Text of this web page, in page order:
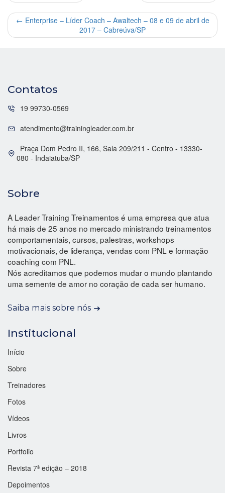
← Enterprise – Líder Coach – Awaltech – 08 e 09 de abril de
2017 – Cabreúva/SP
Contatos
19 99730-0569
atendimento@trainingleader.com.br
Praça Dom Pedro II, 166, Sala 209/211 - Centro - 13330-
080 - Indaiatuba/SP
Sobre
A Leader Training Treinamentos é uma empresa que atua
há mais de 25 anos no mercado ministrando treinamentos
comportamentais, cursos, palestras, workshops
motivacionais, de liderança, vendas com PNL e formação
coaching com PNL.
Nós acreditamos que podemos mudar o mundo plantando
uma semente de amor no coração de cada ser humano.
Saiba mais sobre nós
Institucional
Início
Sobre
Treinadores
Fotos
Vídeos
Livros
Portfolio
Revista 7ª edição – 2018
Depoimentos